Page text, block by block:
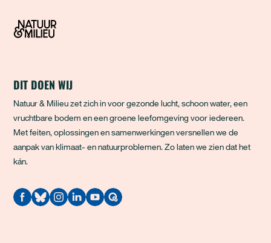
DIT DOEN WIJ
Natuur & Milieu zet zich in voor gezonde lucht, schoon water, een
vruchtbare bodem en een groene leefomgeving voor iedereen.
Met feiten, oplossingen en samenwerkingen versnellen we de
aanpak van klimaat- en natuurproblemen. Zo laten we zien dat het
kán.
Quodari